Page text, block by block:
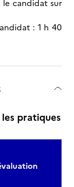
le candidat sur
: 1 h 40
les pratiques